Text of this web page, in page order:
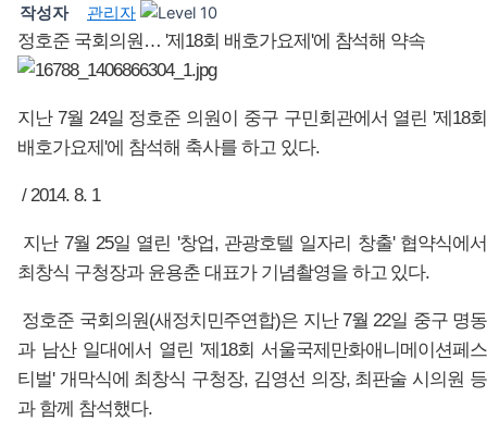
작성자
관리자
정호준 국회의원… '제18회 배호가요제'에 참석해 약속
지난 7월 24일 정호준 의원이 중구 구민회관에서 열린 '제18회
배호가요제'에 참석해 축사를 하고 있다.
/ 2014. 8. 1
지난 7월 25일 열린 '창업, 관광호텔 일자리 창출' 협약식에서
최창식 구청장과 윤용춘 대표가 기념촬영을 하고 있다.
정호준 국회의원(새정치민주연합)은 지난 7월 22일 중구 명동
과 남산 일대에서 열린 '제18회 서울국제만화애니메이션페스
티벌' 개막식에 최창식 구청장, 김영선 의장, 최판술 시의원 등
과 함께 참석했다.